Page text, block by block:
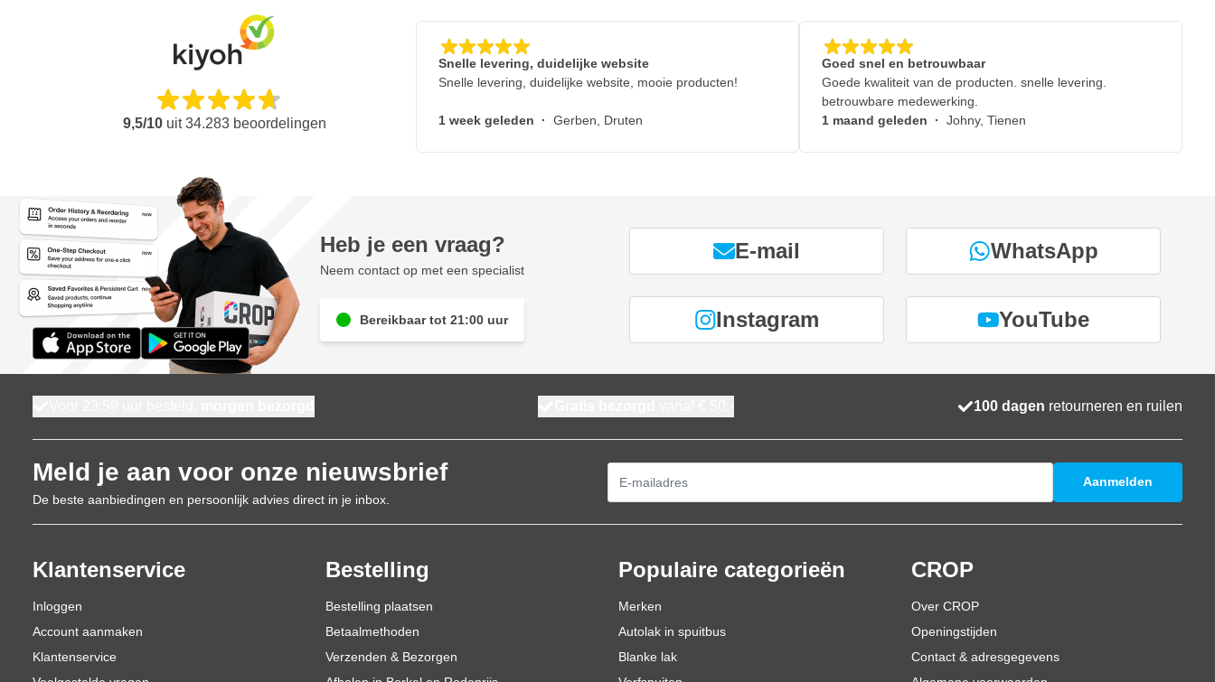
9,5/10uit34.283beoordelingen
Snelle levering, duidelijke website
Snelle levering, duidelijke website, mooie producten!
1 week geleden · Gerben, Druten
Goed snel en betrouwbaar
Goede kwaliteit van de producten. snelle levering.
betrouwbare medewerking.
1 maand geleden · Johny, Tienen
Heb je een vraag?
Neem contact op met een specialist
Bereikbaar tot 21:00 uur
E-mail WhatsApp
Instagram YouTube
100 dagen retourneren en ruilen
Meld je aan voor onze nieuwsbrief
De beste aanbiedingen en persoonlijk advies direct in je inbox.
Aanmelden
Klantenservice
Inloggen
Account aanmaken
Klantenservice
Bestelling
Bestelling plaatsen
Betaalmethoden
Verzenden & Bezorgen
Populaire categorieën
Merken
Autolak in spuitbus
Blanke lak
CROP
Over CROP
Openingstijden
Contact & adresgegevens